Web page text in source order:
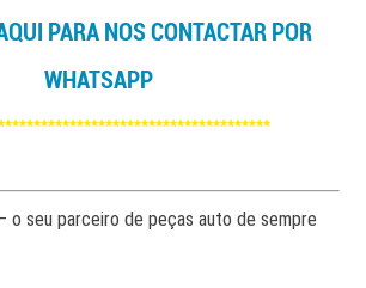
PARA NOS CONTACTAR POR
WHATSAPP
– o seu parceiro de peças auto de sempre